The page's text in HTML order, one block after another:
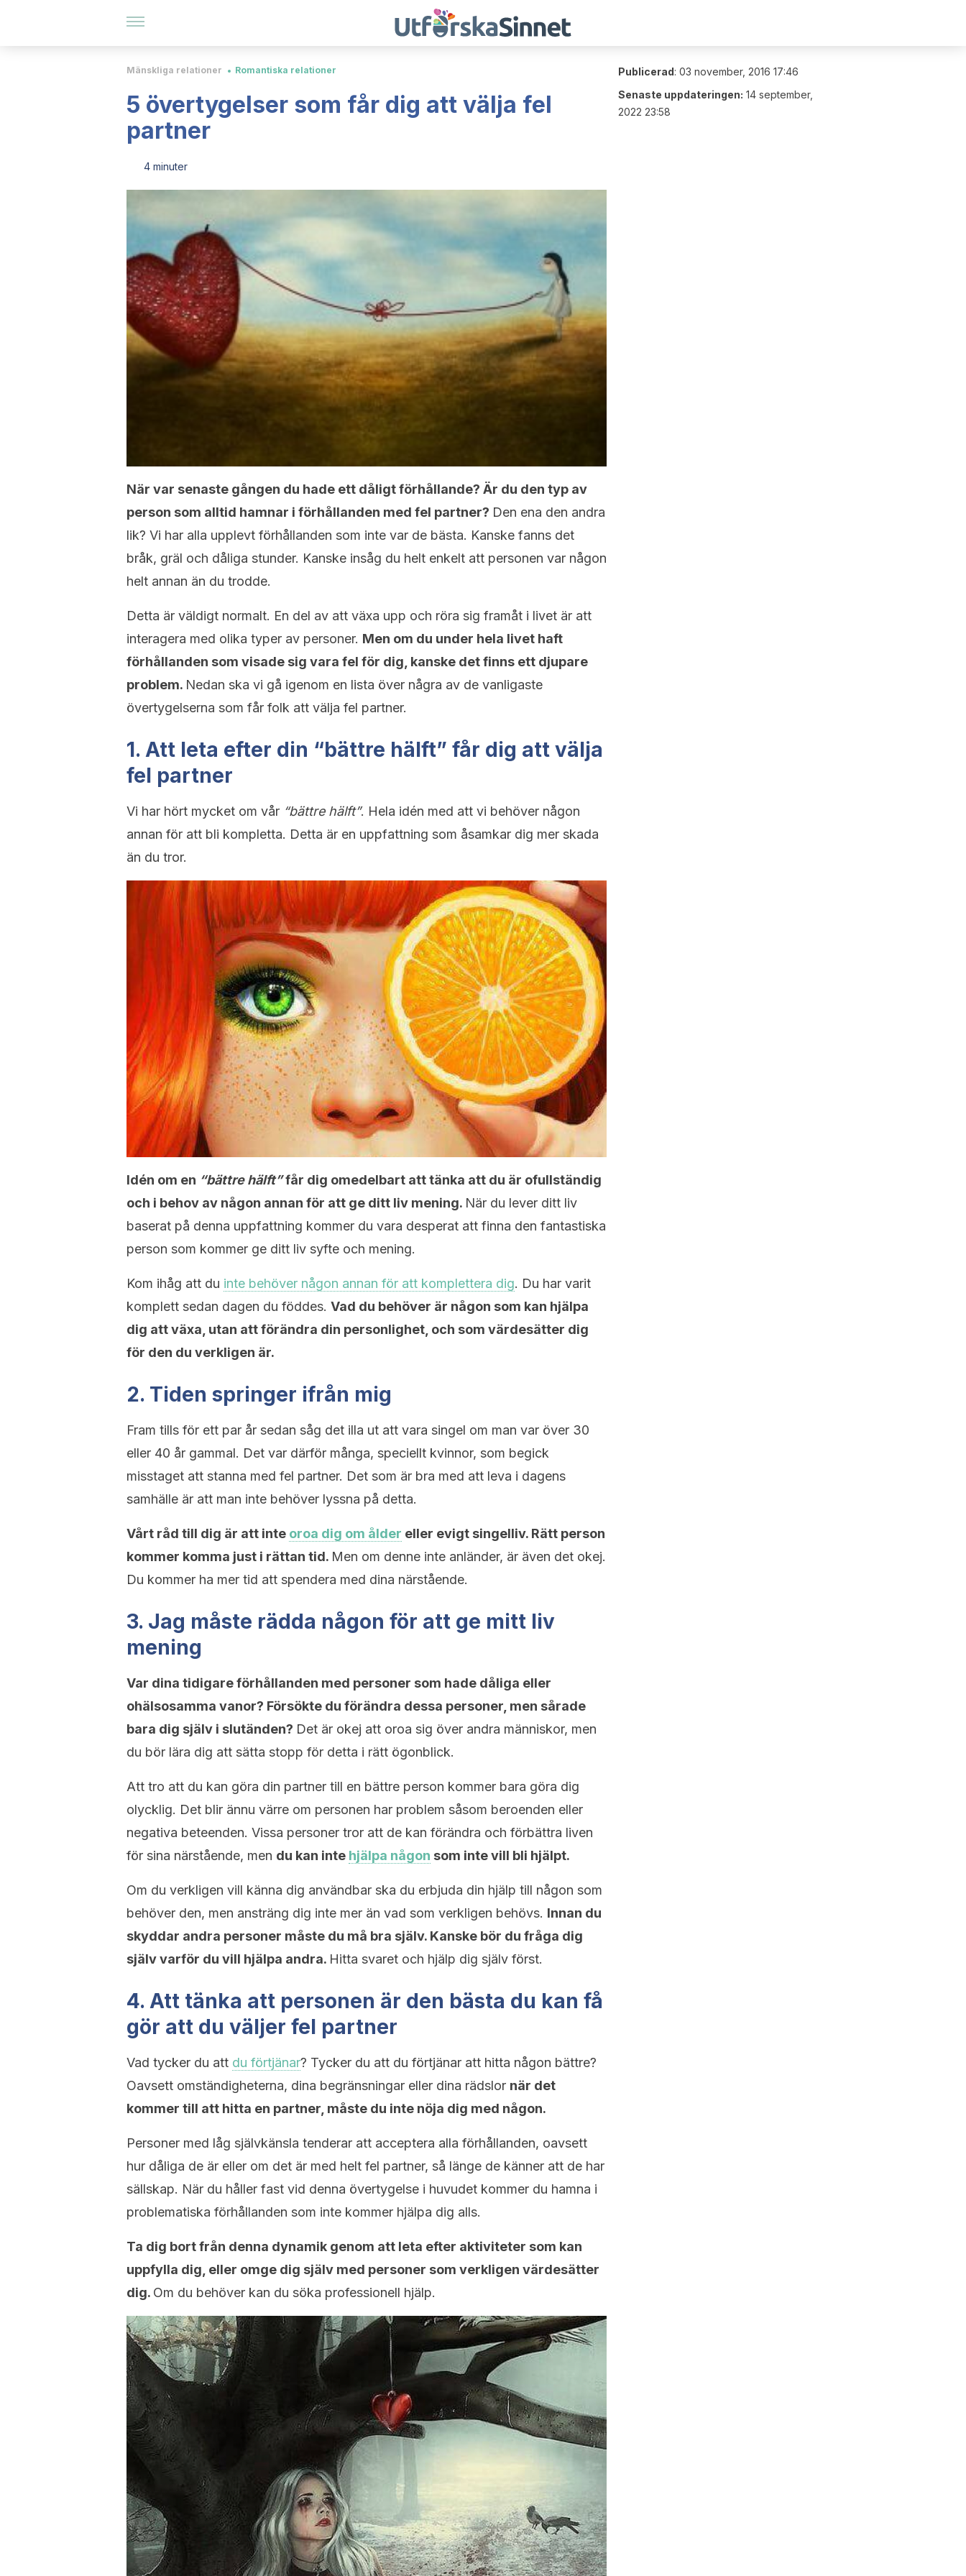
Mänskliga relationer Romantiska relationer
5 övertygelser som får dig att välja fel
partner
4 minuter
När var senaste gången du hade ett dåligt förhållande? Är du den typ av
person som alltid hamnar i förhållanden med fel partner? Den ena den andra
lik? Vi har alla upplevt förhållanden som inte var de bästa. Kanske fanns det
bråk, gräl och dåliga stunder. Kanske insåg du helt enkelt att personen var någon
helt annan än du trodde.
Detta är väldigt normalt. En del av att växa upp och röra sig framåt i livet är att
interagera med olika typer av personer. Men om du under hela livet haft
förhållanden som visade sig vara fel för dig, kanske det finns ett djupare
problem. Nedan ska vi gå igenom en lista över några av de vanligaste
övertygelserna som får folk att välja fel partner.
1. Att leta efter din “bättre hälft” får dig att välja
fel partner
Vi har hört mycket om vår “bättre hälft”. Hela idén med att vi behöver någon
annan för att bli kompletta. Detta är en uppfattning som åsamkar dig mer skada
än du tror.
Idén om en “bättre hälft”får dig omedelbart att tänka att du är ofullständig
och i behov av någon annan för att ge ditt liv mening. När du lever ditt liv
baserat på denna uppfattning kommer du vara desperat att finna den fantastiska
person som kommer ge ditt liv syfte och mening.
Kom ihåg att du inte behöver någon annan för att komplettera dig. Du har varit
komplett sedan dagen du föddes. Vad du behöver är någon som kan hjälpa
dig att växa, utan att förändra din personlighet, och som värdesätter dig
för den du verkligen är.
2. Tiden springer ifrån mig
Fram tills för ett par år sedan såg det illa ut att vara singel om man var över 30
eller 40 år gammal. Det var därför många, speciellt kvinnor, som begick
misstaget att stanna med fel partner. Det som är bra med att leva i dagens
samhälle är att man inte behöver lyssna på detta.
Vårt råd till dig är att inte oroa dig om ålder eller evigt singelliv. Rätt person
kommer komma just i rättan tid. Men om denne inte anländer, är även det okej.
Du kommer ha mer tid att spendera med dina närstående.
3. Jag måste rädda någon för att ge mitt liv
mening
Var dina tidigare förhållanden med personer som hade dåliga eller
ohälsosamma vanor? Försökte du förändra dessa personer, men sårade
bara dig själv i slutänden? Det är okej att oroa sig över andra människor, men
du bör lära dig att sätta stopp för detta i rätt ögonblick.
Att tro att du kan göra din partner till en bättre person kommer bara göra dig
olycklig. Det blir ännu värre om personen har problem såsom beroenden eller
negativa beteenden. Vissa personer tror att de kan förändra och förbättra liven
för sina närstående, men du kan inte hjälpa någon som inte vill bli hjälpt.
Om du verkligen vill känna dig användbar ska du erbjuda din hjälp till någon som
behöver den, men ansträng dig inte mer än vad som verkligen behövs. Innan du
skyddar andra personer måste du må bra själv. Kanske bör du fråga dig
själv varför du vill hjälpa andra. Hitta svaret och hjälp dig själv först.
4. Att tänka att personen är den bästa du kan få
gör att du väljer fel partner
Vad tycker du att du förtjänar? Tycker du att du förtjänar att hitta någon bättre?
Oavsett omständigheterna, dina begränsningar eller dina rädslor när det
kommer till att hitta en partner, måste du inte nöja dig med någon.
Personer med låg självkänsla tenderar att acceptera alla förhållanden, oavsett
hur dåliga de är eller om det är med helt fel partner, så länge de känner att de har
sällskap. När du håller fast vid denna övertygelse i huvudet kommer du hamna i
problematiska förhållanden som inte kommer hjälpa dig alls.
Ta dig bort från denna dynamik genom att leta efter aktiviteter som kan
uppfylla dig, eller omge dig själv med personer som verkligen värdesätter
dig. Om du behöver kan du söka professionell hjälp.
Publicerad: 03 november, 2016 17:46
Senaste uppdateringen: 14 september,
2022 23:58